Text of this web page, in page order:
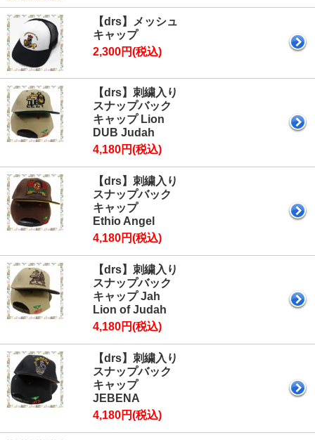
【drs】メッシュ
キャップ
2,300円(税込)
【drs】刺繍入り
スナップバック
キャップ Lion
DUB Judah
4,180円(税込)
【drs】刺繍入り
スナップバック
キャップ
Ethio Angel
4,180円(税込)
【drs】刺繍入り
スナップバック
キャップ Jah
Lion of Judah
4,180円(税込)
【drs】刺繍入り
スナップバック
キャップ
JEBENA
4,180円(税込)